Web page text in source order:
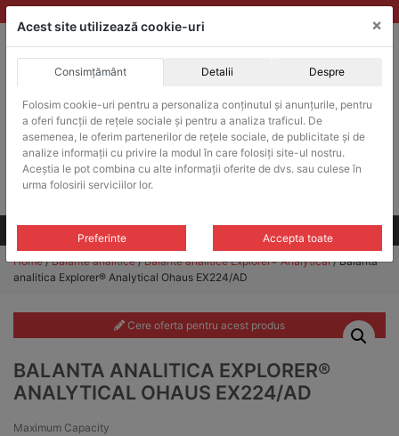
Skip
to
ACHIZITII PUBLICE
Produsele pot fi achizitionate si in sistemul SEAP / SICAP
Products
search
CAUTARE
Toate produsele
Home/Balante analitice/Balante analitice Explorer® Analytical/ Balanta
analitica Explorer® Analytical Ohaus EX224/AD
Cere oferta pentru acest produs
BALANTA ANALITICA EXPLORER®
ANALYTICAL OHAUS EX224/AD
Maximum Capacity
Acest site utilizează cookie-uri ×
Consimțământ Detalii Despre
Folosim cookie-uri pentru a personaliza conținutul și anunțurile, pentru
a oferi funcții de rețele sociale și pentru a analiza traficul. De
asemenea, le oferim partenerilor de rețele sociale, de publicitate și de
analize informații cu privire la modul în care folosiți site-ul nostru.
Aceștia le pot combina cu alte informații oferite de dvs. sau culese în
urma folosirii serviciilor lor.
Preferinte Accepta toate